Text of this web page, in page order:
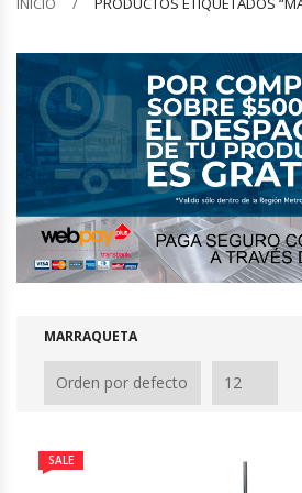
Batidoras
Bolsas De Sellado Al Vacío
Cafeteras
Calentadores De Platos
Campanas Industriales
MARRAQUETA
SALE